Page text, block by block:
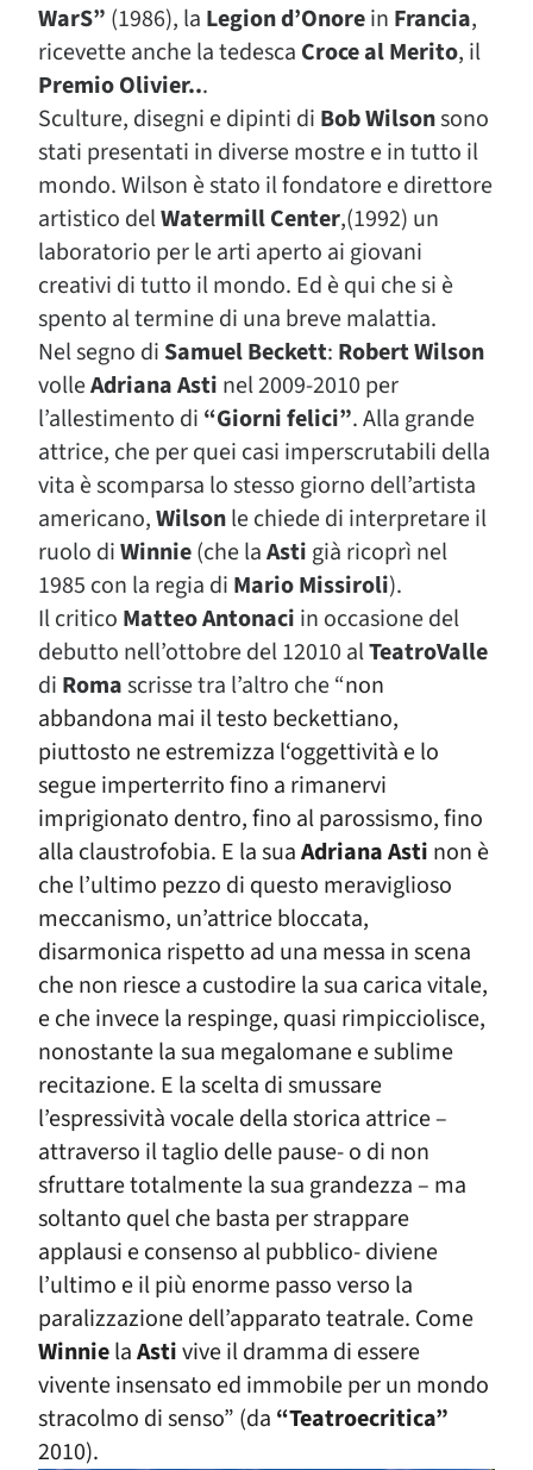
WarS” (1986), la Legion d’Onorein Francia,
ricevette anche la tedesca Croce al Merito, il
Premio Olivier...
Sculture, disegni e dipinti di Bob Wilsonsono
stati presentati in diverse mostre e in tutto il
mondo. Wilson è stato il fondatore e direttore
artistico delWatermill Center,(1992) un
laboratorio per le arti aperto ai giovani
creativi di tutto il mondo. Ed è qui che si è
spento al termine di una breve malattia.
Nel segno di Samuel Beckett: Robert Wilson
volleAdriana Asti nel 2009-2010 per
l’allestimento di “Giorni felici”. Alla grande
attrice, che per quei casi imperscrutabili della
vita è scomparsa lo stesso giorno dell’artista
americano,Wilsonle chiede di interpretare il
ruolo diWinnie(che laAsti già ricoprì nel
1985 con la regia di Mario Missiroli).
Il critico Matteo Antonaci in occasione del
debutto nell’ottobre del 12010 alTeatroValle
di Romascrisse tra l’altro che“non
abbandona mai il testo beckettiano,
piuttosto ne estremizza l‘oggettività e lo
segue imperterrito fino a rimanervi
imprigionato dentro, fino al parossismo, fino
alla claustrofobia. E la suaAdriana Asti non è
che l’ultimo pezzo di questo meraviglioso
meccanismo, un’attrice bloccata,
disarmonica rispetto ad una messa in scena
che non riesce a custodire la sua carica vitale,
e che invece la respinge, quasi rimpicciolisce,
nonostante la sua megalomane e sublime
recitazione. E la scelta di smussare
l’espressività vocale della storica attrice –
attraverso il taglio delle pause- o di non
sfruttare totalmente la sua grandezza – ma
soltanto quel che basta per strappare
applausi e consenso al pubblico- diviene
l’ultimo e il più enorme passo verso la
paralizzazione dell’apparato teatrale. Come
WinnielaAstivive il dramma di essere
vivente insensato ed immobile per un mondo
stracolmo di senso” (da “Teatroecritica”
2010).